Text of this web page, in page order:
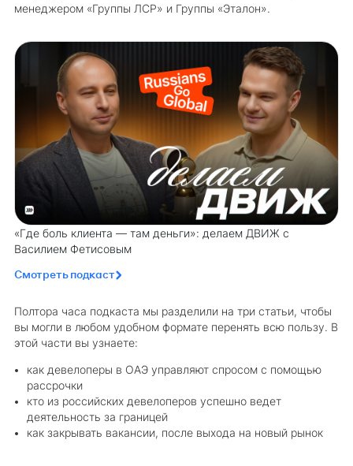
менеджером «Группы ЛСР» и Группы «Эталон».
«Где боль клиента — там деньги»: делаем ДВИЖ с
Василием Фетисовым
Смотреть подкаст
Полтора часа подкаста мы разделили на три статьи, чтобы
вы могли в любом удобном формате перенять всю пользу. В
этой части вы узнаете:
как девелоперы в ОАЭ управляют спросом с помощью
рассрочки
кто из российских девелоперов успешно ведет
деятельность за границей
как закрывать вакансии, после выхода на новый рынок